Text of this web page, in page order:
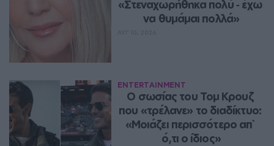
«Στεναχωρήθηκα πολύ ‑ έχω
να θυμάμαι πολλά»
ENTERTAINMENT
Ο σωσίας του Τομ Κρουζ
που «τρέλανε» το διαδίκτυο:
«Μοιάζει περισσότερο απ`
ό,τι ο ίδιος»